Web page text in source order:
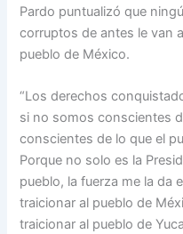
Pardo puntualizó que
corruptos de antes le van
pueblo de México.
“Los derechos
si no somos conscientes
conscientes de lo que el
Porque no solo es la
pueblo, la fuerza me la da
traicionar al pueblo de
traicionar al pueblo de